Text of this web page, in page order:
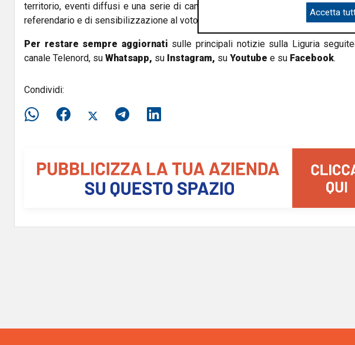
territorio, eventi diffusi e una serie di campagne informative per dare risalto
referendario e di sensibilizzazione al voto.
Per restare sempre aggiornati sulle principali notizie sulla Liguria
canale Telenord, su Whatsapp, su Instagram, su Youtube e su Facebook.
Condividi:
Accetta